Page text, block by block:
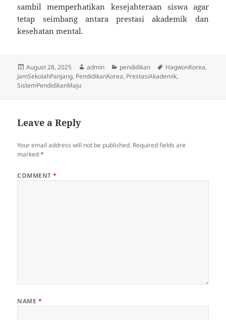
sambil memperhatikan kesejahteraan siswa agar
tetap seimbang antara prestasi akademik dan
kesehatan mental.
Posted
on
August 28, 2025 Author
admin Categories
pendidikan Tags
HagwonKorea,
JamSekolahPanjang, PendidikanKorea, PrestasiAkademik,
SistemPendidikanMaju
Leave a Reply
Your email address will not be published. Required fields are
marked*
COMMENT*
NAME *